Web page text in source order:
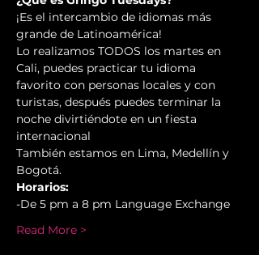
¡Es el intercambio de idiomas más
grande de Latinoamérica!
Lo realizamos TODOS los martes en
Cali, puedes practicar tu idioma
favorito con personas locales y con
turistas, después puedes terminar la
noche divirtiéndote en un fiesta
internacional
También estamos en Lima, Medellín y
Bogotá.
Horarios:
-De 5 pm a 8 pm Language Exchange
Read More >